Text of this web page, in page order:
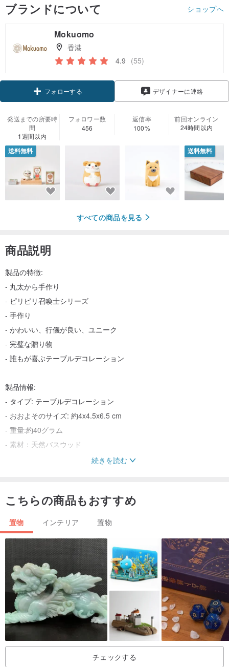
ブランドについて ショップへ
Mokuomo
香港
4.9 (55)
フォローする
デザイナーに連絡
発送までの所要時
間
1週間以内
フォロワー数
456
返信率
100%
前回オンライン
24時間以内
送料無料 送料無料
すべての商品を見る
商品説明
製品の特徴:
- 丸太から手作り
- ピリピリ召喚士シリーズ
- 手作り
- かわいい、行儀が良い、ユニーク
- 完璧な贈り物
- 誰もが喜ぶテーブルデコレーション
製品情報:
- タイプ: テーブルデコレーション
- おおよそのサイズ: 約4x4.5x6.5 cm
- 重量:約40グラム
- 素材：天然バスウッド
これらの彫刻は当社の熟練した大工によって手作りされています。
は決して簡単ではなく、技術、経験、忍耐、そして細部へのこだわ
りが必要です。 。
かわいい、行儀が良い、ユニーク
このかわいい小さな木製のテーブル装飾は、どんな環境にも合う素
敵な家具です。 100%手作りのため、それぞれの作品に独自の個性
があります。この小さな彫刻を見ると、なんとも言えない喜びと幸
福感を覚えるでしょう。
続きを読む
こちらの商品もおすすめ
置物 インテリア 置物
チェックする